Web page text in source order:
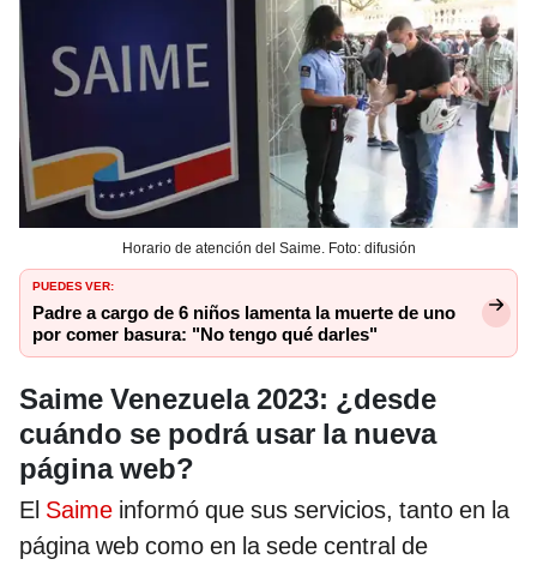
Horario de atención del Saime. Foto: difusión
PUEDES VER:
Padre a cargo de 6 niños lamenta la muerte de uno
por comer basura: "No tengo qué darles"
Saime Venezuela 2023: ¿desde
cuándo se podrá usar la nueva
página web?
El Saime informó que sus servicios, tanto en la
página web como en la sede central de